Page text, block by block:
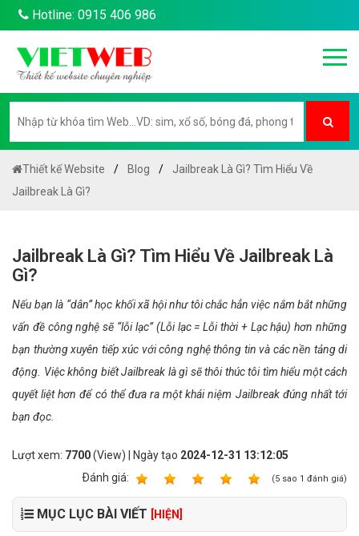
Hotline: 0915 406 986
Thiết kế Website Blog
Jailbreak Là Gì? Tìm Hiểu Về
Jailbreak Là Gì?
Jailbreak Là Gì? Tìm Hiểu Về Jailbreak Là
Gì?
Nếu bạn là “dân” học khối xã hội như tôi chắc hẳn việc nắm bắt những
vấn đề công nghệ sẽ “lỗi lạc” (Lỗi lạc = Lỗi thời + Lạc hậu) hơn những
bạn thường xuyên tiếp xúc với công nghệ thông tin và các nền tảng di
động. Việc không biết Jailbreak là gì sẽ thôi thúc tôi tìm hiểu một cách
quyết liệt hơn để có thể đưa ra một khái niệm Jailbreak đúng nhất tới
bạn đọc.
Lượt xem: 7700(View) | Ngày tạo 2024-12-31 13:12:05
Ðánh giá:
(5 sao 1 đánh giá)
MỤC LỤC BÀI VIẾT [HIỆN]